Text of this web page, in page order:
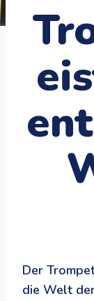
Der
die Welt